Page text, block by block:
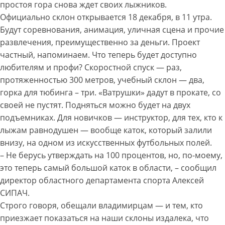
простоя гора снова ждет своих лыжников.
Официально склон открывается 18 декабря, в 11 утра.
Будут соревнования, анимация, уличная сцена и прочие
развлечения, преимущественно за деньги. Проект
частный, напоминаем. Что теперь будет доступно
любителям и профи? Скоростной спуск — раз,
протяженностью 300 метров, учебный склон — два,
горка для тюбинга – три. «Ватрушки» дадут в прокате, со
своей не пустят. Подняться можно будет на двух
подъемниках. Для новичков — инструктор, для тех, кто к
лыжам равнодушен — вообще каток, который залили
внизу, на одном из искусственных футбольных полей.
– Не берусь утверждать на 100 процентов, но, по-моему,
это теперь самый большой каток в области, – сообщил
директор областного департамента спорта Алексей
СИПАЧ.
Строго говоря, обещали владимирцам — и тем, кто
приезжает показаться на наши склоны издалека, что